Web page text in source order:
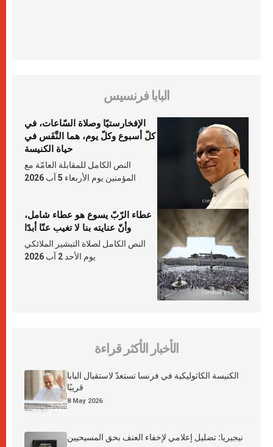
البابا فرنسيس
الإفخارستيّا وصلاة السّاعات، في
كلّ أسبوع وكلّ يوم، هما النَّفَس في
حياة الكنيسة
النص الكامل للمقابلة العامّة مع
المؤمنين يوم الأربعاء 5 آب 2026
عطاء الرّبّ يسوع هو عطاء شامل،
وأنّ عنايته بنا لا تغيب عنّا أبدًا
النص الكامل لصلاة التبشير الملائكي
يوم الأحد 2 آب 2026
الأخبار الأكثر قراءة
الكنيسة الكاثوليكية في فرنسا تستعدّ لاستقبال البابا
قريبًا
8 May 2026
نيجيريا: تضليل إعلامي لإخفاء العنف بحق المسيحيين